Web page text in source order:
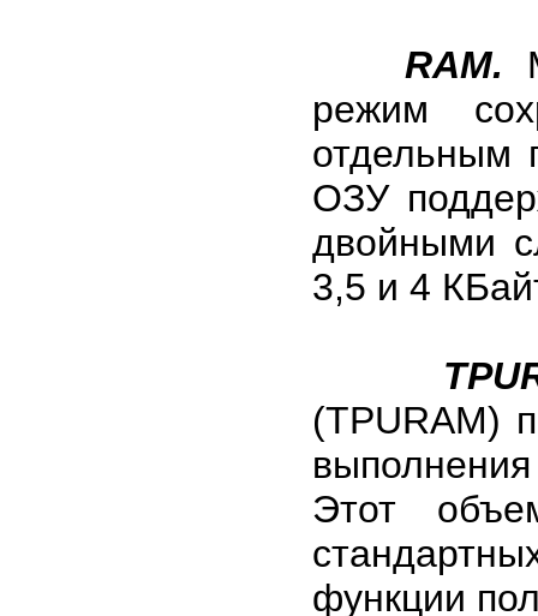
RAM.
режим
отдельным
ОЗУ
двойными
3,5 и 4
(TPURAM)
Этот
функции